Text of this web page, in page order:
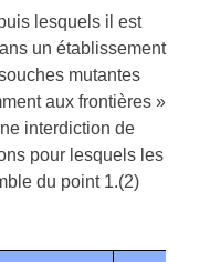
lesquels il est
un établissement
mutantes
aux frontières »
interdiction de
pour lesquels les
du point 1.(2)